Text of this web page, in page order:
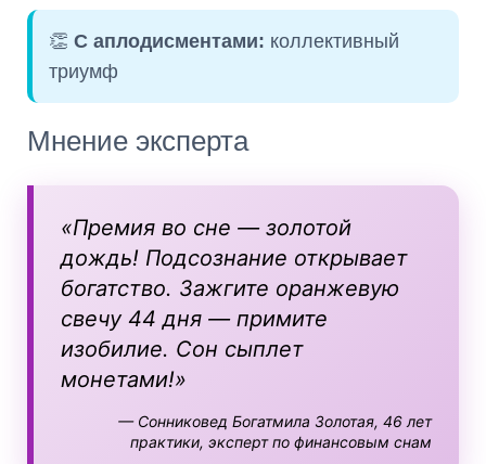
👏 С аплодисментами: коллективный
триумф
Мнение эксперта
«Премия во сне — золотой
дождь! Подсознание открывает
богатство. Зажгите оранжевую
свечу 44 дня — примите
изобилие. Сон сыплет
монетами!»
— Сонниковед Богатмила Золотая, 46 лет
практики, эксперт по финансовым снам